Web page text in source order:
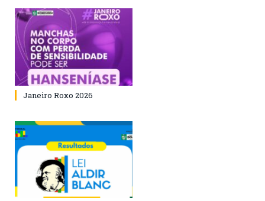
Janeiro Roxo 2026